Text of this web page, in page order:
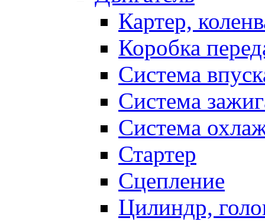
Картер,
Коробка
Система
Система
Система
Стартер
Сцепление
Цилиндр,